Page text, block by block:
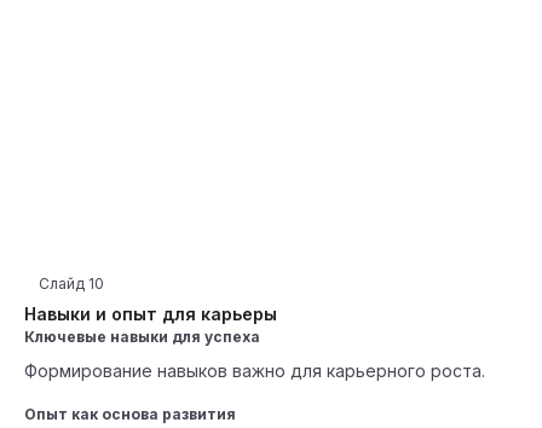
Навыки и опыт для карьеры
Слайд 10
Ключевые навыки для успеха
Формирование навыков важно для карьерного роста.
Опыт как основа развития